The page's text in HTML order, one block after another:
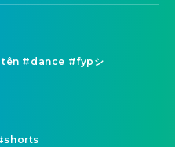
#dance #fypシ